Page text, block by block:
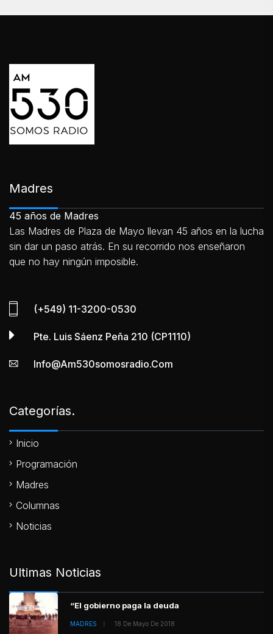
Madres
45 años de Madres
Las Madres de Plaza de Mayo llevan 45 años en la lucha
sin dar un paso atrás. En su recorrido nos enseñaron
que no hay ningún imposible.
(+549) 11-3200-0530
Pte. Luis Sáenz Peña 210 (CP1110)
Info@am530somosradio.com
Categorías.
Inicio
Programación
Madres
Columnas
Noticias
Ultimas Noticias
“El gobierno paga la deuda
MADRES 18 De Mayo De 2018